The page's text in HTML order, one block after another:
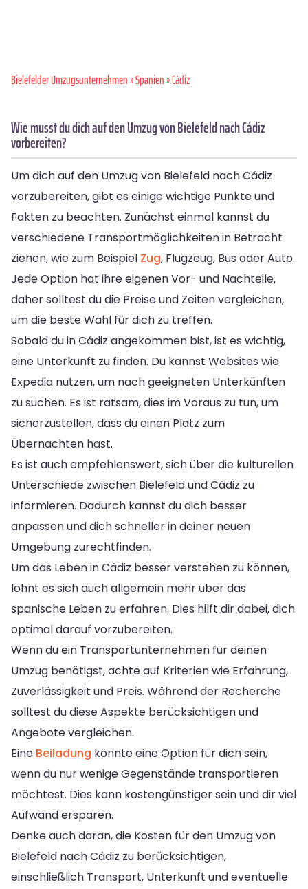
Bielefelder Umzugsunternehmen»Spanien» Cádiz
Wie musst du dich auf den Umzug von Bielefeld nach Cádiz
vorbereiten?
Um dich auf den Umzug von Bielefeld nach Cádiz
vorzubereiten, gibt es einige wichtige Punkte und
Fakten zu beachten. Zunächst einmal kannst du
verschiedene Transportmöglichkeiten in Betracht
ziehen, wie zum Beispiel Zug, Flugzeug, Bus oder Auto.
Jede Option hat ihre eigenen Vor- und Nachteile,
daher solltest du die Preise und Zeiten vergleichen,
um die beste Wahl für dich zu treffen.
Sobald du in Cádiz angekommen bist, ist es wichtig,
eine Unterkunft zu finden. Du kannst Websites wie
Expedia nutzen, um nach geeigneten Unterkünften
zu suchen. Es ist ratsam, dies im Voraus zu tun, um
sicherzustellen, dass du einen Platz zum
Übernachten hast.
Es ist auch empfehlenswert, sich über die kulturellen
Unterschiede zwischen Bielefeld und Cádiz zu
informieren. Dadurch kannst du dich besser
anpassen und dich schneller in deiner neuen
Umgebung zurechtfinden.
Um das Leben in Cádiz besser verstehen zu können,
lohnt es sich auch allgemein mehr über das
spanische Leben zu erfahren. Dies hilft dir dabei, dich
optimal darauf vorzubereiten.
Wenn du ein Transportunternehmen für deinen
Umzug benötigst, achte auf Kriterien wie Erfahrung,
Zuverlässigkeit und Preis. Während der Recherche
solltest du diese Aspekte berücksichtigen und
Angebote vergleichen.
Eine Beiladung könnte eine Option für dich sein,
wenn du nur wenige Gegenstände transportieren
möchtest. Dies kann kostengünstiger sein und dir viel
Aufwand ersparen.
Denke auch daran, die Kosten für den Umzug von
Bielefeld nach Cádiz zu berücksichtigen,
einschließlich Transport, Unterkunft und eventuelle